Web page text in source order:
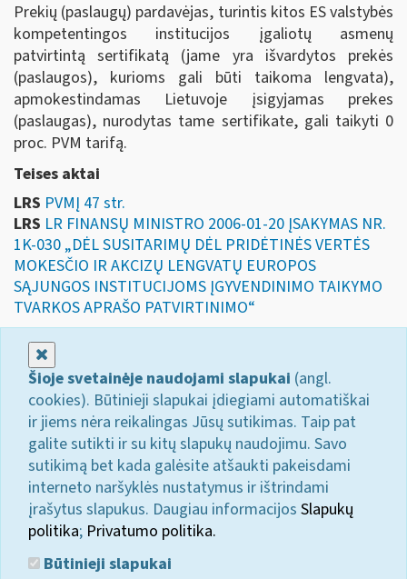
Prekių (paslaugų) pardavėjas, turintis kitos ES valstybės
kompetentingos institucijos įgaliotų asmenų
patvirtintą sertifikatą (jame yra išvardytos prekės
(paslaugos), kurioms gali būti taikoma lengvata),
apmokestindamas Lietuvoje įsigyjamas prekes
(paslaugas), nurodytas tame sertifikate, gali taikyti 0
proc. PVM tarifą.
Teises aktai
LRS PVMĮ 47 str.
LRS LR FINANSŲ MINISTRO 2006-01-20 ĮSAKYMAS NR.
1K-030 „DĖL SUSITARIMŲ DĖL PRIDĖTINĖS VERTĖS
MOKESČIO IR AKCIZŲ LENGVATŲ EUROPOS
SĄJUNGOS INSTITUCIJOMS ĮGYVENDINIMO TAIKYMO
TVARKOS APRAŠO PATVIRTINIMO“
Šioje svetainėje naudojami slapukai (angl.
cookies). Būtinieji slapukai įdiegiami automatiškai
ir jiems nėra reikalingas Jūsų sutikimas. Taip pat
galite sutikti ir su kitų slapukų naudojimu. Savo
sutikimą bet kada galėsite atšaukti pakeisdami
interneto naršyklės nustatymus ir ištrindami
įrašytus slapukus. Daugiau informacijos Slapukų
politika; Privatumo politika.
Būtinieji slapukai